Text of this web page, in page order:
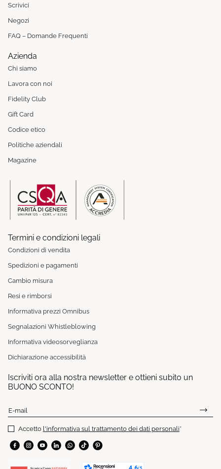
Scrivici
Negozi
FAQ – Domande Frequenti
Azienda
Chi siamo
Lavora con noi
Fidelity Club
Gift Card
Codice etico
Politiche aziendali
Magazine
Termini e condizioni legali
Condizioni di vendita
Spedizioni e pagamenti
Cambio misura
Resi e rimborsi
Informativa prezzi Omnibus
Segnalazioni Whistleblowing
Informativa videosorveglianza
Dichiarazione accessibilità
Iscriviti ora alla nostra newsletter e ottieni subito un
BUONO SCONTO!
E-mail
Accetto l'informativa sul trattamento dei dati personali*